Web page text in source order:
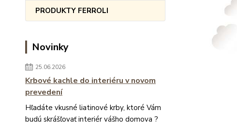
PRODUKTY FERROLI
Novinky
25.06.2026
Krbové kachle do interiéru v novom
prevedení
Hľadáte vkusné liatinové krby, ktoré Vám
budú skrášľovať interiér vášho domova ?